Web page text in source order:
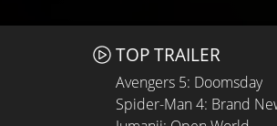
TOP TRAILER
Avengers 5: Doomsday
Spider-Man 4: Brand